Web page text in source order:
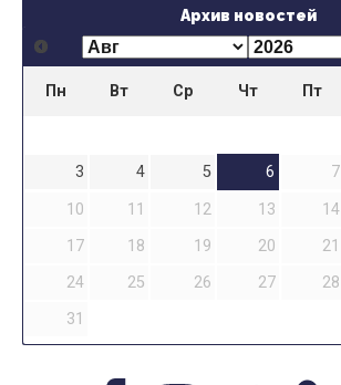
Архив новостей
Пн Вт Ср Чт Пт
3
4 5 6 7
10
11 12 13 14
17
18 19 20 21
24
25 26 27 28
31